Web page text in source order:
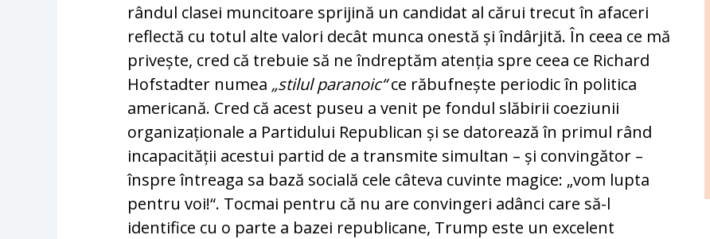
rândul cla­sei muncitoare sprijină un candidat al cărui trecut în afaceri
reflectă cu totul alte valori decât munca onestă și îndârjită. În ceea ce mă
privește, cred că trebuie să ne în­dreptăm atenția spre ceea ce Richard
Hofstadter numea „stilul paranoic“ce răbufnește periodic în politica
americană. Cred că acest puseu a venit pe fondul slă­birii coeziunii
organizaționale a Partidului Republican și se datorează în primul rând
incapacității acestui partid de a transmite simultan – și convingător –
înspre în­trea­ga sa bază socială cele câteva cuvinte ma­gice: „vom lupta
pentru voi!“. Tocmai pen­tru că nu are convingeri adânci care să-l
identifice cu o parte a bazei repu­bl­i­cane, Trump este un excelent